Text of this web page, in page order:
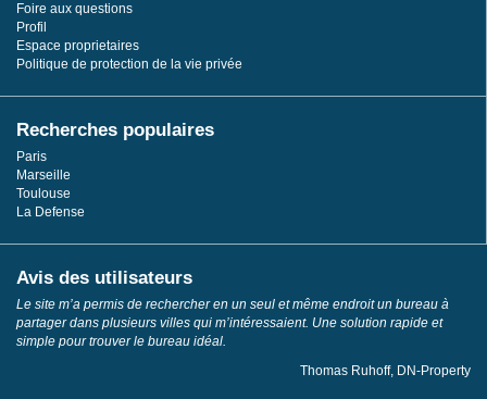
Foire aux questions
Profil
Espace proprietaires
Politique de protection de la vie privée
Recherches populaires
Paris
Marseille
Toulouse
La Defense
Avis des utilisateurs
Le site m’a permis de rechercher en un seul et même endroit un bureau à
partager dans plusieurs villes qui m’intéressaient. Une solution rapide et
simple pour trouver le bureau idéal.
Thomas Ruhoff, DN-Property